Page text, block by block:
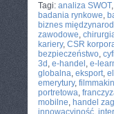
Tagi: analiza SWOT,
badania rynkowe,
biznes
zawodowe,
kariery, CSR
bezpieczeństwo,
3d , e-handel , e-
globalna, eksport,
emerytury,
portretowa,
mobilne, handel
innowacyjność,